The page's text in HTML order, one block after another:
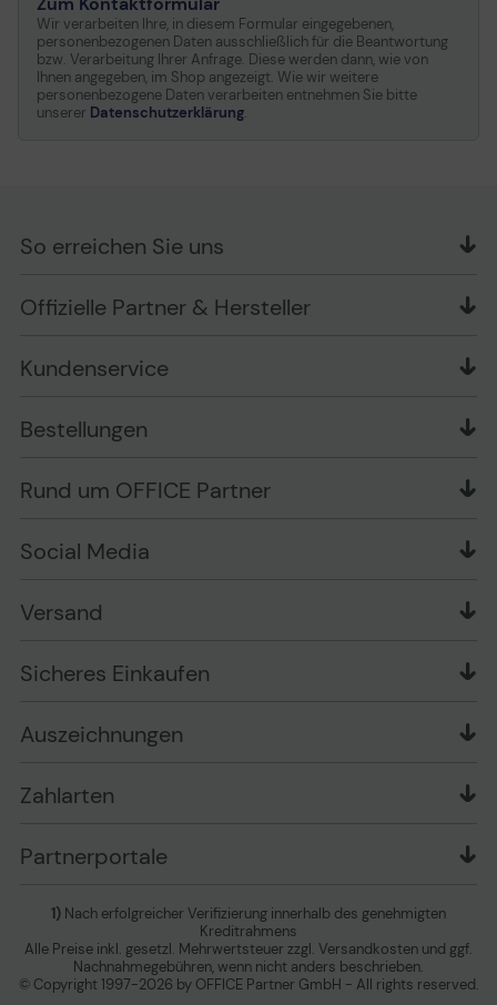
Wir verarbeiten Ihre, in diesem Formular eingegebenen,
personenbezogenen Daten ausschließlich für die Beantwortung
bzw. Verarbeitung Ihrer Anfrage. Diese werden dann, wie von
Ihnen angegeben, im Shop angezeigt. Wie wir weitere
personenbezogene Daten verarbeiten entnehmen Sie bitte
unserer Datenschutzerklärung.
Offizielle Partner & Hersteller
Kundenservice
Bewertungsrichtlinien
Wissen mit OP
Markenshops
Garantiearten
Information zur Entsorgung von Batterien und
Vertrag widerrufen
Bestellungen
Versand im Namen Dritter
Muster-Widerrufsformular
Versandinformationen
Sicheres Einkaufen
AGB
Rund um OFFICE Partner
Stellenangebote
Playox.de
Presse
Impressum
Zu den Barrierefreiheitseinstellungen
Erklärung zur Barrierefreiheit
So erreichen Sie uns
Schlesierring 35
Telefon: +49 (0) 2542 / 9558250
Ansprechpartner bei fehlerhafter Ware und Schäden
Social Media
Versand
Sicheres Einkaufen
Auszeichnungen
Zahlarten
Partnerportale
1) Nach erfolgreicher Verifizierung innerhalb des genehmigten
Kreditrahmens
Alle Preise inkl. gesetzl. Mehrwertsteuer zzgl. Versandkosten und ggf.
Nachnahmegebühren, wenn nicht anders beschrieben.
© Copyright 1997-2026 by OFFICE Partner GmbH - All rights reserved.